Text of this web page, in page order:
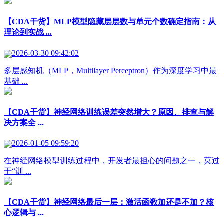
【CDA干货】MLP模型隐藏层层数与单元个数确定指南：从
理论到实战 ...
2026-03-30 09:42:02
多层感知机（MLP，Multilayer Perceptron）作为深度学习中最
基础 ...
【CDA干货】神经网络训练误差突然增大？原因、排查与解
决方案全 ...
2026-01-05 09:59:20
在神经网络模型训练过程中，开发者最担心的问题之一，莫过
于“训 ...
【CDA干货】神经网络最后一层：激活函数加还是不加？核
心逻辑与 ...